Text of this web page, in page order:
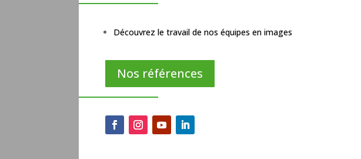
Découvrez le travail de nos équipes en images
Nos références